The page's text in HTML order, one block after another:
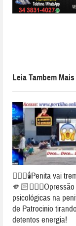
Leia Tambem
👉🏻🚨🕯️Penita vai
🫵🏻⛓️‍💥😱Opressão
psicológicas na
de Patrocinio
detentos energia!